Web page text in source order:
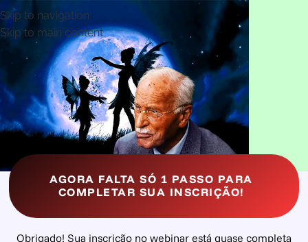
Skip to navigation
Skip to main content
AGORA FALTA SÓ 1 PASSO PARA
COMPLETAR SUA INSCRIÇÃO!
Obrigado! Sua inscrição no webinar está quase completa